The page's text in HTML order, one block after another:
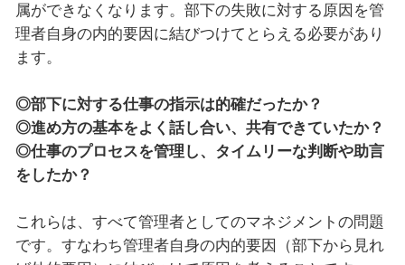
属ができなくなります。部下の失敗に対する原因を管
理者自身の内的要因に結びつけてとらえる必要があり
ます。
◎部下に対する仕事の指示は的確だったか？
◎進め方の基本をよく話し合い、共有できていたか？
◎仕事のプロセスを管理し、タイムリーな判断や助言
をしたか？
これらは、すべて管理者としてのマネジメントの問題
です。すなわち管理者自身の内的要因（部下から見れ